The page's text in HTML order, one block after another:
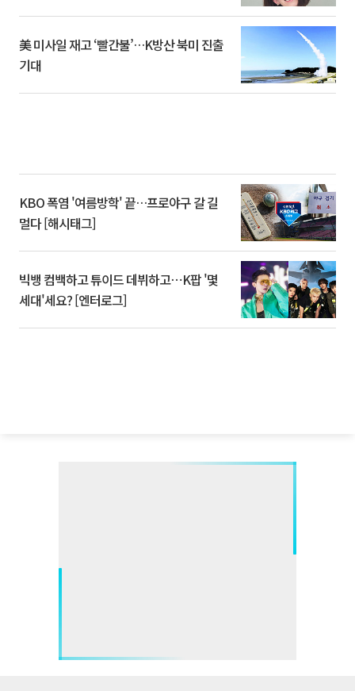
美 미사일 재고 ‘빨간불’…K방산 북미 진출
기대
KBO 폭염 '여름방학' 끝…프로야구 갈 길
멀다 [해시태그]
빅뱅 컴백하고 튜이드 데뷔하고⋯K팝 '몇
세대'세요? [엔터로그]